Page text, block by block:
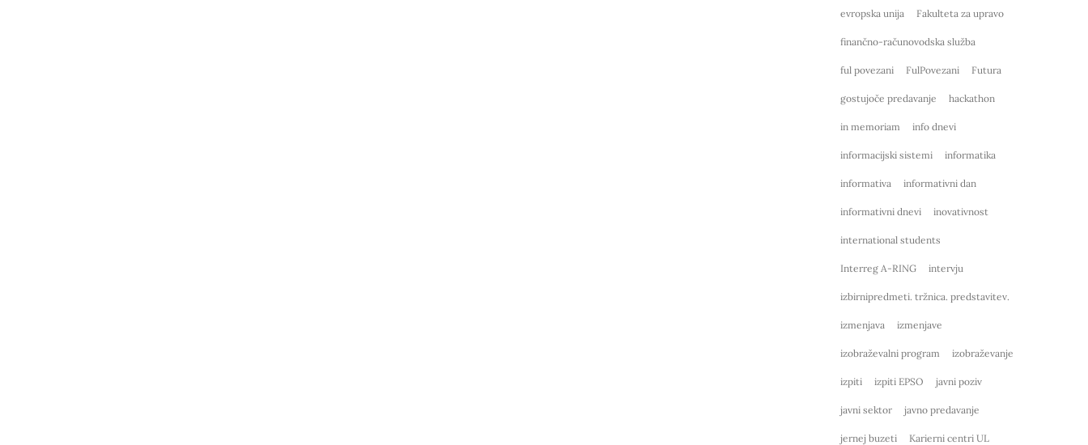
evropska unija Fakulteta za upravo
finančno-računovodska služba
ful povezani FulPovezani Futura
gostujoče predavanje hackathon
in memoriam info dnevi
informacijski sistemi informatika
informativa informativni dan
informativni dnevi inovativnost
international students
Interreg A-RING intervju
izbirnipredmeti. tržnica. predstavitev.
izmenjava izmenjave
izobraževalni program izobraževanje
izpiti izpiti EPSO javni poziv
javni sektor javno predavanje
jernej buzeti Karierni centri UL